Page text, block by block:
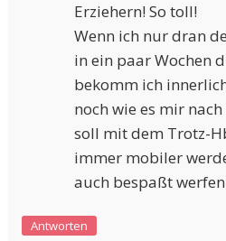
Erziehern! So toll!
Wenn ich nur dran
in ein paar Wochen
bekomm ich
noch wie es mir
soll mit dem Trotz-
immer mobiler
auch bespaßt
Antworten